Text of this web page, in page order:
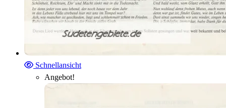
Schnellansicht
Angebot!